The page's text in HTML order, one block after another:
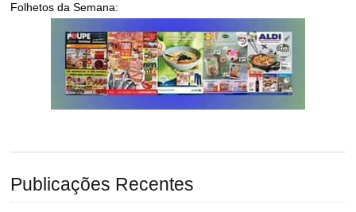
Folhetos da Semana:
Publicações Recentes